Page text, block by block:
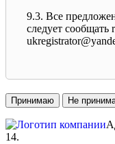
9.3. Все
следует сообщать
Принимаю Не
14.